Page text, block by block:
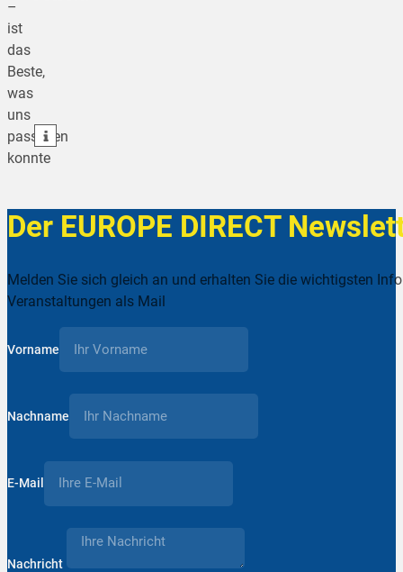
–
ist
das
Beste,
was
uns
passieren
konnte
teilen
teilen
Der EUROPE DIRECT
Melden Sie sich gleich an und erhalten Sie die wichtigsten
Veranstaltungen als Mail
Vorname
Nachname
E-Mail
Nachricht